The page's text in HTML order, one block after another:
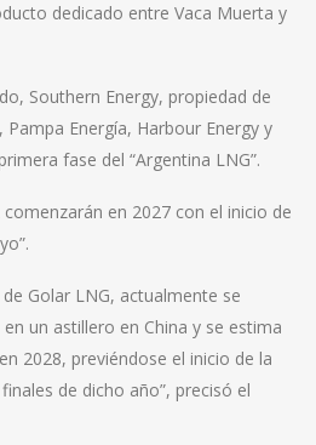
dedicado entre Vaca Muerta y
Southern Energy, propiedad de
Pampa Energía, Harbour Energy y
fase del “Argentina LNG”.
en 2027 con el inicio de
de Golar LNG, actualmente se
un astillero en China y se estima
2028, previéndose el inicio de la
de dicho año”, precisó el